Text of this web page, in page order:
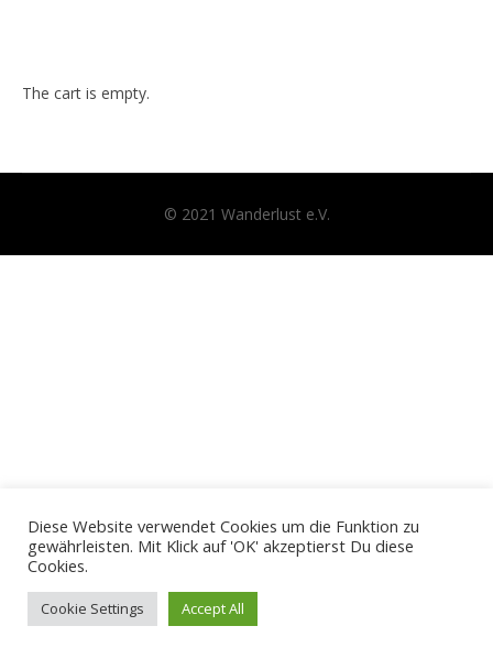
The cart is empty.
© 2021 Wanderlust e.V.
Diese Website verwendet Cookies um die Funktion zu
gewährleisten. Mit Klick auf 'OK' akzeptierst Du diese
Cookies.
Cookie Settings Accept All